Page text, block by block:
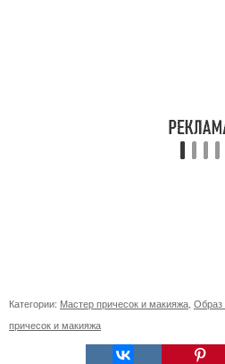
Категории: Мастер причесок и макияжа Образ
причесок и макияжа